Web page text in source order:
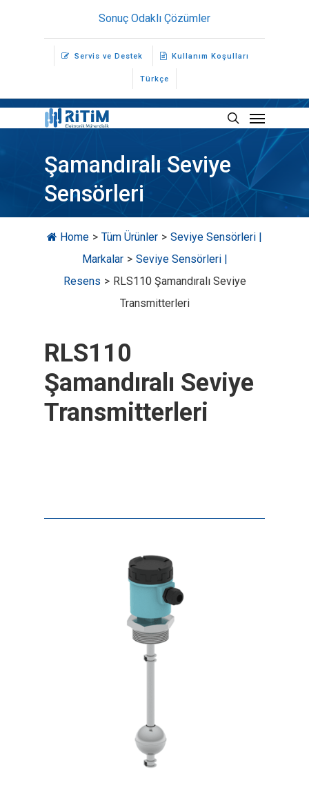
Sonuç Odaklı Çözümler
Servis ve Destek Kullanım Koşulları
Türkçe
search
Menu
Şamandıralı Seviye
Sensörleri
Home > Tüm Ürünler > Seviye Sensörleri |
Markalar > Seviye Sensörleri |
Resens > RLS110 Şamandıralı Seviye
Transmitterleri
RLS110
Şamandıralı Seviye
Transmitterleri